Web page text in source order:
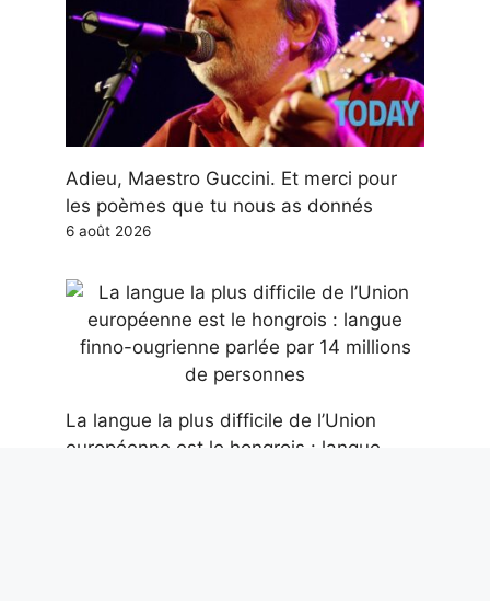
Adieu, Maestro Guccini. Et merci pour
les poèmes que tu nous as donnés
6 août 2026
La langue la plus difficile de l’Union
européenne est le hongrois : langue